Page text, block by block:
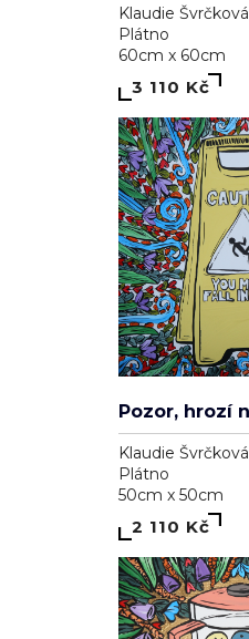
Klaudie Švrčková
Plátno
60cm x 60cm
3 110 Kč
Klaudie Švrčková
Plátno
50cm x 50cm
2 110 Kč